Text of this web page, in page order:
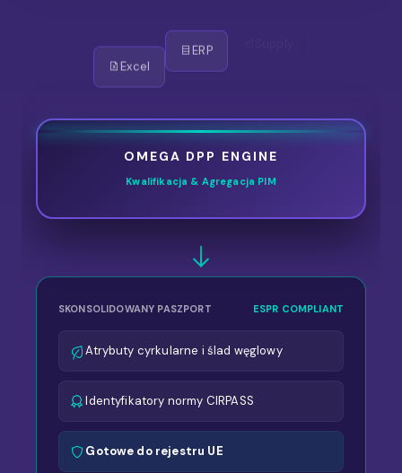
Excel
ERP
OMEGA DPP ENGINE
Kwalifikacja & Agregacja PIM
SKONSOLIDOWANY PASZPORT ESPR COMPLIANT
Atrybuty cyrkularne i ślad węglowy
Identyfikatory normy CIRPASS
Gotowe do rejestru UE